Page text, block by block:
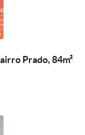
Prado, 84m²